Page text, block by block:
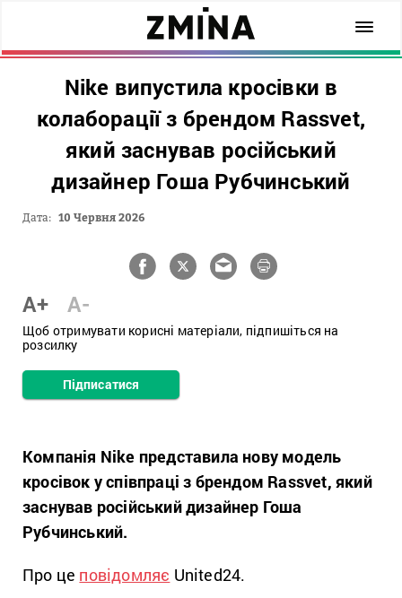
Nike випустила кросівки в
колаборації з брендом Rassvet,
який заснував російський
дизайнер Гоша Рубчинський
Дата: 10 Червня 2026
A+ A-
Щоб отримувати корисні матеріали, підпишіться на
розсилку
Підписатися
Компанія Nike представила нову модель
кросівок у співпраці з брендом Rassvet, який
заснував російський дизайнер Гоша
Рубчинський.
Про це повідомляє United24.